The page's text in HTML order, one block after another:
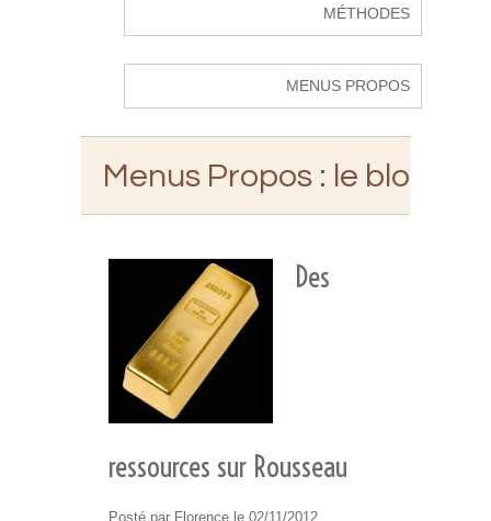
MÉTHODES
MENUS PROPOS
Menus Propos : le blog
Des
ressources sur Rousseau
Posté par Florence le 02/11/2012